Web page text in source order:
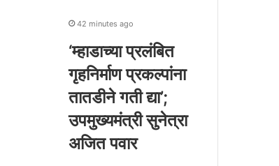
42 minutes ago
‘म्हाडाच्या प्रलंबित
गृहनिर्माण प्रकल्पांना
तातडीने गती द्या’;
उपमुख्यमंत्री सुनेत्रा
अजित पवार